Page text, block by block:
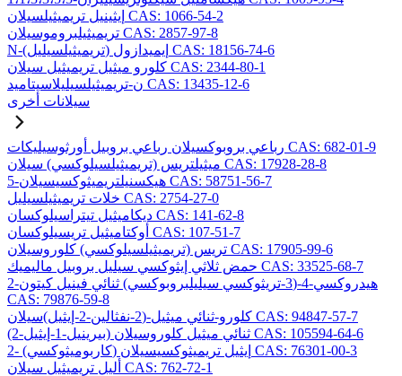
إيثينيل تريميثيلسيلان CAS: 1066-54-2
تريميثيلبروموسيلان CAS: 2857-97-8
N-(تريميثيلسيليل) إيميدازول CAS: 18156-74-6
كلورو ميثيل تريميثيل سيلان CAS: 2344-80-1
ن-تريميثيلسيليلاسيتاميد CAS: 13435-12-6
سيلانات أخرى
رباعي بروبوكسيلان رباعي بروبيل أورثوسيليكات CAS: 682-01-9
ميثيلتريس (تريميثيلسيلوكسي) سيلان CAS: 17928-28-8
5-هيكسنيلتريميثوكسيسيلان CAS: 58751-56-7
خلات تريميثيلسيليل CAS: 2754-27-0
ديكاميثيل تيتراسيلوكسان CAS: 141-62-8
أوكتاميثيل تريسيلوكسان CAS: 107-51-7
تريس (تريميثيلسيلوكسي) كلوروسيلان CAS: 17905-99-6
حمض ثلاثي إيثوكسي سيليل بروبيل ماليميك CAS: 33525-68-7
2-هيدروكسي-4-(3-تريثوكسي سيليلبروبوكسي) ثنائي فينيل كيتون
CAS: 79876-59-8
كلورو-ثنائي ميثيل-(2-نفثالين-2-إيثيل)سيلان CAS: 94847-57-7
(2-بيرينيل-1-إيثيل) ثنائي ميثيل كلوروسيلان CAS: 105594-64-6
2- (كاربوميثوكسي) إيثيل تريميثوكسيسيلان CAS: 76301-00-3
أليل تريميثيل سيلان CAS: 762-72-1